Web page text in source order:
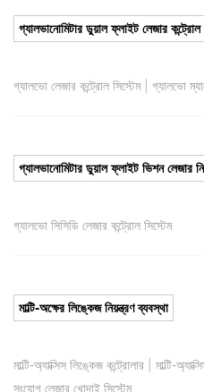
গ্যালভানোমিটার ডুয়াল ফ্লাইট লেজার কন্ট্রোল
গ্যালভো লেজার কন্ট্রোল সিস্টেম| গ্যালভো
গ্যালভানোমিটার ডুয়াল ফ্লাইট ভিশন লেজার
গ্যালভো সিসিডি লেজার কন্ট্রোল সিস্টেম
মাল্টি-অক্ষের লিঙ্কেজ নিয়ন্ত্রণ ব্যবস্থা
মাল্টি-অ্যাক্সিস লিঙ্কেজ কন্ট্রোলার মাল্টি-
সংযোগ লেজার খোদাই সিস্টেম